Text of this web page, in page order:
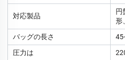
対応製品
円
形
バッグの長さ
圧力は